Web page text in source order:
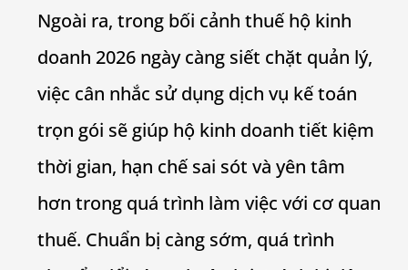
Ngoài ra, trong bối cảnh thuế hộ kinh
doanh 2026 ngày càng siết chặt quản lý,
việc cân nhắc sử dụng dịch vụ kế toán
trọn gói sẽ giúp hộ kinh doanh tiết kiệm
thời gian, hạn chế sai sót và yên tâm
hơn trong quá trình làm việc với cơ quan
thuế. Chuẩn bị càng sớm, quá trình